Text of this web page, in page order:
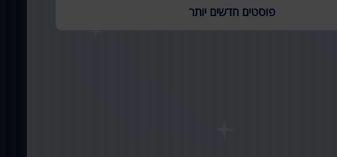
פוסטים חדשים יותר